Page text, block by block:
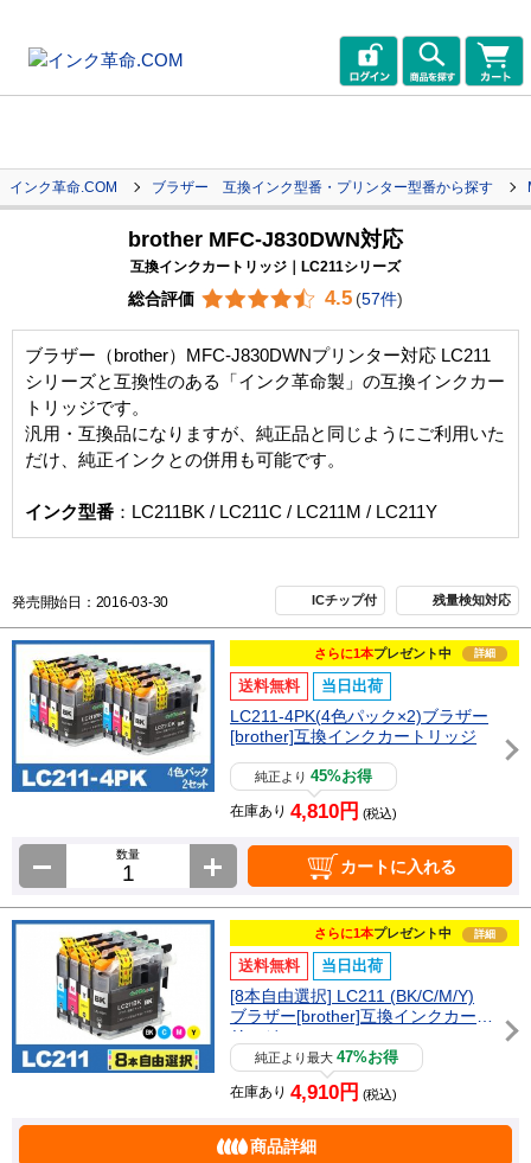
インク革命.COM ブラザー 互換インク型番・プリンター型番から探す
brother MFC-J830DWN対応
互換インクカートリッジ｜LC211シリーズ
総合評価 4.5 (57件)
ブラザー（brother）MFC-J830DWNプリンター対応 LC211
シリーズと互換性のある「インク革命製」の互換インクカー
トリッジです。
汎用・互換品になりますが、純正品と同じようにご利用いた
だけ、純正インクとの併用も可能です。
インク型番 ：LC211BK / LC211C / LC211M / LC211Y
発売開始日：2016-03-30 ICチップ付 残量検知対応
さらに1本プレゼント中 詳細
送料無料 当日出荷
LC211-4PK(4色パック×2)ブラザー
[brother]互換インクカートリッジ
純正より45%お得
在庫あり 4,810円 (税込)
数量
カートに入れる
さらに1本プレゼント中 詳細
送料無料 当日出荷
[8本自由選択] LC211 (BK/C/M/Y)
ブラザー[brother]互換インクカート
リッジ
純正より最大47%お得
在庫あり 4,910円 (税込)
商品詳細